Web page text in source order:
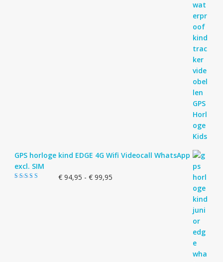
GPS horloge kind EDGE 4G Wifi Videocall WhatsApp
excl. SIM
€94,95 - €99,95Prijsklasse: